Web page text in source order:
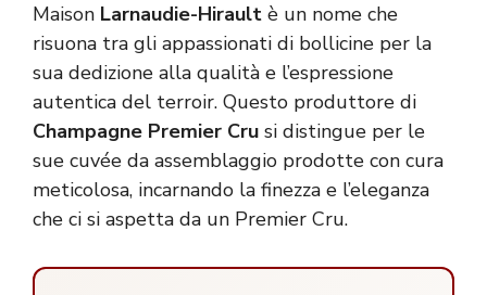
Maison Larnaudie-Hirault è un nome che
risuona tra gli appassionati di bollicine per la
sua dedizione alla qualità e l’espressione
autentica del terroir. Questo produttore di
Champagne Premier Cru si distingue per le
sue cuvée da assemblaggio prodotte con cura
meticolosa, incarnando la finezza e l’eleganza
che ci si aspetta da un Premier Cru.